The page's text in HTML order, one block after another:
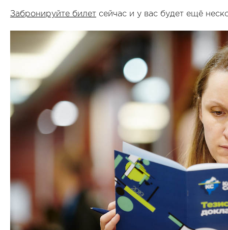
Забронируйте билет сейчас и у вас будет ещё